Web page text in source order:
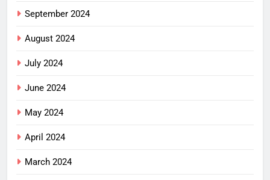
September 2024
August 2024
July 2024
June 2024
May 2024
April 2024
March 2024